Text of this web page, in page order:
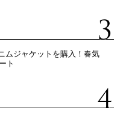
ムジャケットを購入！春気
ト